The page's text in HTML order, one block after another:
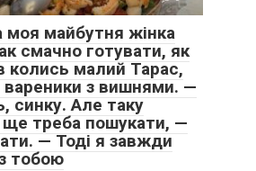
майбутня жінка
смачно готувати, як
колись малий Тарас,
з вишнями. —
синку. Але таку
треба пошукати, —
— Тоді я завжди
тобою